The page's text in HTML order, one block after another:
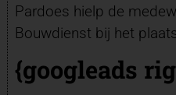
Pardoes hielp de
Bouwdienst bij het
{googleads